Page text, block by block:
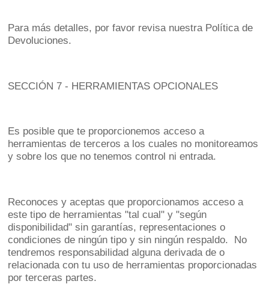
Para más detalles, por favor revisa nuestra Política de
Devoluciones.
SECCIÓN 7 - HERRAMIENTAS OPCIONALES
Es posible que te proporcionemos acceso a
herramientas de terceros a los cuales no monitoreamos
y sobre los que no tenemos control ni entrada.
Reconoces y aceptas que proporcionamos acceso a
este tipo de herramientas "tal cual" y "según
disponibilidad" sin garantías, representaciones o
condiciones de ningún tipo y sin ningún respaldo. No
tendremos responsabilidad alguna derivada de o
relacionada con tu uso de herramientas proporcionadas
por terceras partes.